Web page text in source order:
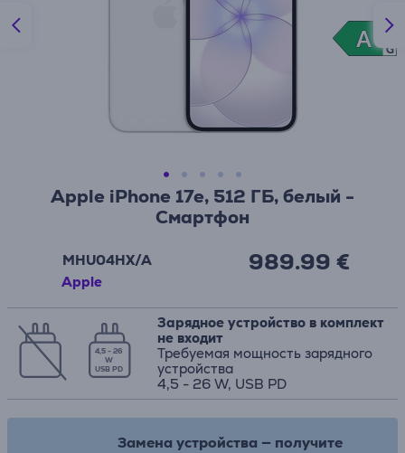
Apple iPhone 17e, 512 ГБ, белый -
Смартфон
MHU04HX/A
Apple
989.99 €
4,5 - 26
W
USB PD
Зарядное устройство в комплект
не входит
Требуемая мощность зарядного
устройства
4,5 - 26 W, USB PD
Замена устройства — получите
A
A
A
G